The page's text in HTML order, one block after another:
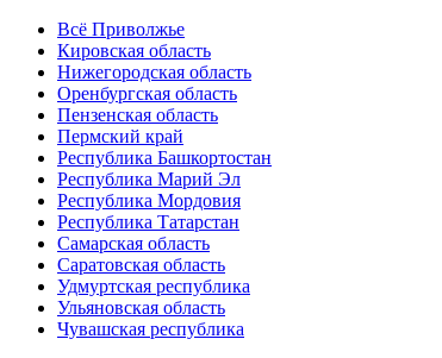
Всё Приволжье
Кировская область
Нижегородская область
Оренбургская область
Пензенская область
Пермский край
Республика Башкортостан
Республика Марий Эл
Республика Мордовия
Республика Татарстан
Самарская область
Саратовская область
Удмуртская республика
Ульяновская область
Чувашская республика